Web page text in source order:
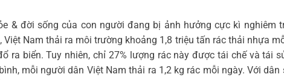
& đời sống của con người đang bị ảnh hưởng cực kì nghiêm
Nam thải ra môi trường khoảng 1,8 triệu tấn rác thải nhựa
ra biển. Tuy nhiên, chỉ 27% lượng rác này được tái chế và tái
mỗi người dân Việt Nam thải ra 1,2 kg rác mỗi ngày. Với dân